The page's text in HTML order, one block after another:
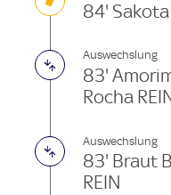
84' Sakota
Auswechslung
83'
Rocha
Auswechslung
83' Braut
REIN